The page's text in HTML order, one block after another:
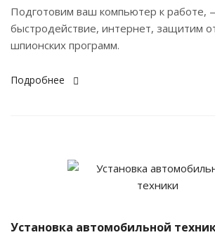
Подготовим ваш компьютер к работе,
быстродействие, интернет, защитим
шпионских программ.
Подробнее
Установка автомобильной